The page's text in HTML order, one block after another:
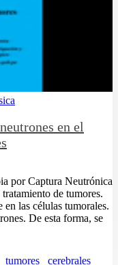
en el
por Captura Neutrónica
de tumores.
en las células tumorales.
De esta forma, se
tumores cerebrales